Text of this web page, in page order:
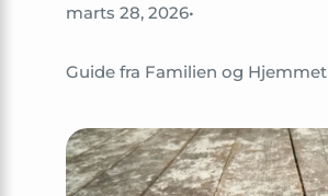
marts 28, 2026•
Guide fra Familien og Hjemmet